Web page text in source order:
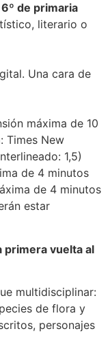
6º de primaria
literario o
Una cara de
máxima de 10
Times New
1,5)
de 4 minutos
de 4 minutos
estar
primera vuelta al
multidisciplinar:
de flora y
personajes